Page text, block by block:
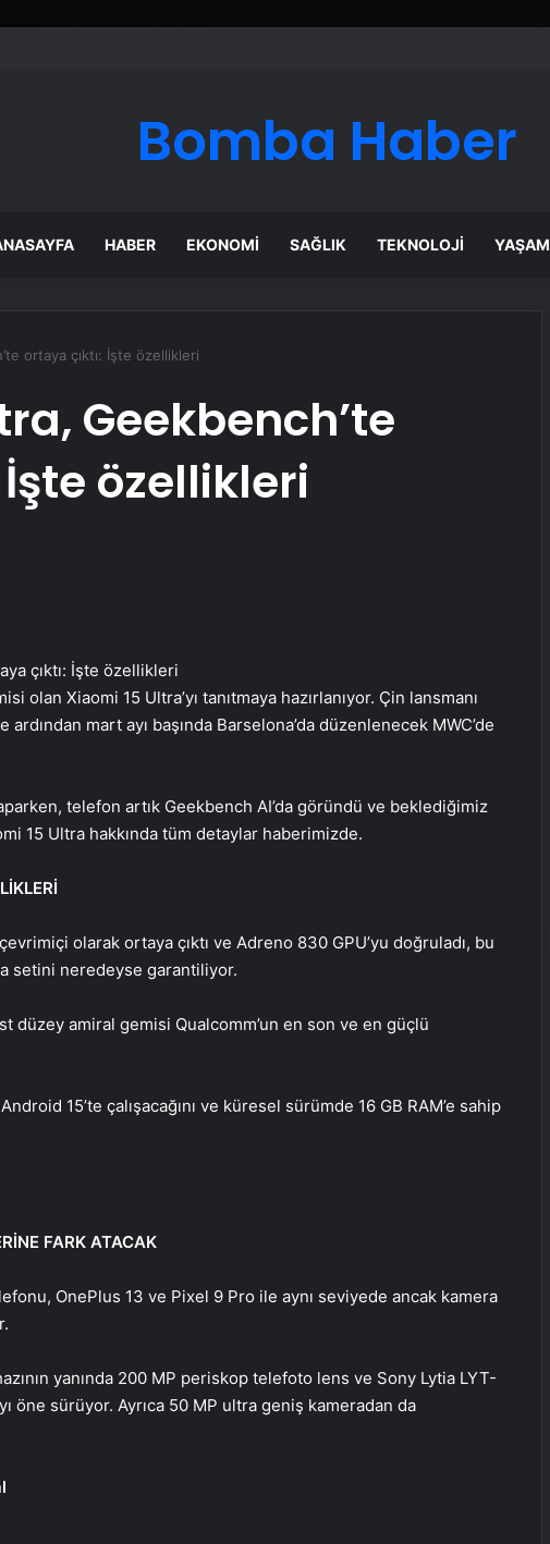
Bomba Haber
HABER EKONOMI SAĞLIK TEKNOLOJI YAŞAM
ortaya çıktı: İşte özellikleri
Geekbench’te
özellikleri
olan Xiaomi 15 Ultra’yı tanıtmaya hazırlanıyor. Çin lansmanı
mart ayı başında Barselona’da düzenlenecek MWC’de
telefon artık Geekbench AI’da göründü ve beklediğimiz
15 Ultra hakkında tüm detaylar haberimizde.
olarak ortaya çıktı ve Adreno 830 GPU’yu doğruladı, bu
setini neredeyse garantiliyor.
düzey amiral gemisi Qualcomm’un en son ve en güçlü
15’te çalışacağını ve küresel sürümde 16 GB RAM’e sahip
FARK ATACAK
OnePlus 13 ve Pixel 9 Pro ile aynı seviyede ancak kamera
yanında 200 MP periskop telefoto lens ve Sony Lytia LYT-
öne sürüyor. Ayrıca 50 MP ultra geniş kameradan da